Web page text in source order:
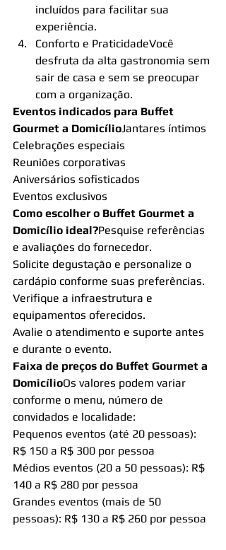
incluídos para facilitar sua
experiência.
Conforto e PraticidadeVocê
desfruta da alta gastronomia sem
sair de casa e sem se preocupar
com a organização.
Eventos indicados para Buffet
Gourmet a DomicílioJantares íntimos
Celebrações especiais
Reuniões corporativas
Aniversários sofisticados
Eventos exclusivos
Como escolher o Buffet Gourmet a
Domicílio ideal?Pesquise referências
e avaliações do fornecedor.
Solicite degustação e personalize o
cardápio conforme suas preferências.
Verifique a infraestrutura e
equipamentos oferecidos.
Avalie o atendimento e suporte antes
e durante o evento.
Faixa de preços do Buffet Gourmet a
DomicílioOs valores podem variar
conforme o menu, número de
convidados e localidade:
Pequenos eventos (até 20 pessoas):
R$ 150 a R$ 300 por pessoa
Médios eventos (20 a 50 pessoas): R$
140 a R$ 280 por pessoa
Grandes eventos (mais de 50
pessoas): R$ 130 a R$ 260 por pessoa